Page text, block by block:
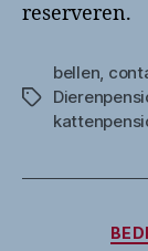
reserveren.
Tags
bellen,